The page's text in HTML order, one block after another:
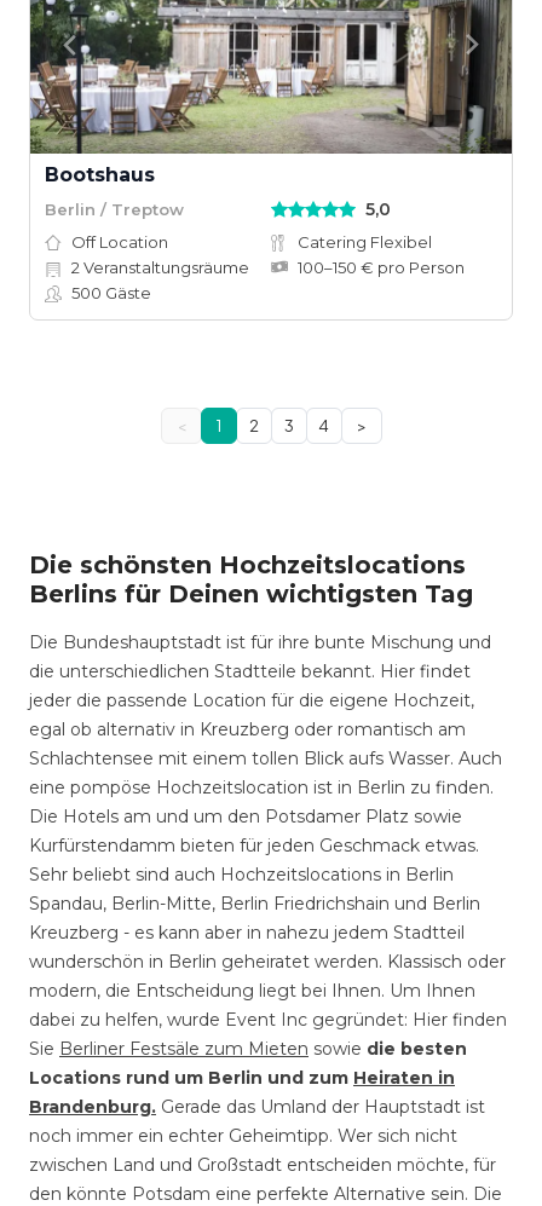
Bootshaus
Berlin / Treptow 5,0
Off Location
Catering Flexibel
2 Veranstaltungsräume
100–150 € pro Person
500 Gäste
< 1 2 3 4 >
Die schönsten Hochzeitslocations
Berlins für Deinen wichtigsten Tag
Die Bundeshauptstadt ist für ihre bunte Mischung und
die unterschiedlichen Stadtteile bekannt. Hier findet
jeder die passende Location für die eigene Hochzeit,
egal ob alternativ in Kreuzberg oder romantisch am
Schlachtensee mit einem tollen Blick aufs Wasser. Auch
eine pompöse Hochzeitslocation ist in Berlin zu finden.
Die Hotels am und um den Potsdamer Platz sowie
Kurfürstendamm bieten für jeden Geschmack etwas.
Sehr beliebt sind auch Hochzeitslocations in Berlin
Spandau, Berlin-Mitte, Berlin Friedrichshain und Berlin
Kreuzberg - es kann aber in nahezu jedem Stadtteil
wunderschön in Berlin geheiratet werden. Klassisch oder
modern, die Entscheidung liegt bei Ihnen. Um Ihnen
dabei zu helfen, wurde Event Inc gegründet: Hier finden
Sie Berliner Festsäle zum Mieten sowie die besten
Locations rund um Berlin und zum Heiraten in
Brandenburg. Gerade das Umland der Hauptstadt ist
noch immer ein echter Geheimtipp. Wer sich nicht
zwischen Land und Großstadt entscheiden möchte, für
den könnte Potsdam eine perfekte Alternative sein. Die